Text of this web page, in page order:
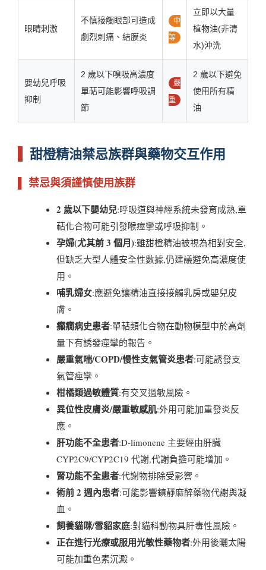
眼睛刺激
不慎接觸眼部可造成
劇烈刺痛、結膜炎
中
等
立即以大量
植物油(非清
水)沖洗
嬰幼兒呼吸
抑制
2 歲以下嗅吸高濃度
單萜可能影響呼吸調
節
嚴
重
2 歲以下避免
使用所有精
油
甜橙精油禁忌族群與藥物交互作用
▌ 禁忌與須謹慎使用族群
2 歲以下嬰幼兒:呼吸道與神經系統未發育成熟,單
萜化合物可能引發喉痙攣或呼吸抑制。
孕婦(尤其前 3 個月):雖甜橙精油被視為相對安全,
但缺乏大型人體安全性數據,仍建議避免高濃度使
用。
哺乳婦女:應避免讓精油直接接觸乳房或嬰兒皮
膚。
癲癇病史患者:單萜類化合物在動物模型中於高劑
量下有誘發痙攣的報告。
嚴重氣喘/COPD/慢性支氣管炎患者:可能誘發支
氣管痙攣。
柑橘類過敏體質:有交叉過敏風險。
異位性皮膚炎/嚴重敏感肌:外用可能加重發炎反
應。
肝功能不全患者:D-limonene 主要經由肝臟
CYP2C9/CYP2C19 代謝,代謝負擔可能增加。
腎功能不全患者:代謝物排除受影響。
術前 2 週內患者:可能影響鎮靜麻醉藥物代謝與凝
血。
飼養貓咪/雪貂家庭:對貓科動物具肝毒性風險。
正在進行光療或服用光敏性藥物者:外用後曬太陽
可能加重色素沉澱。